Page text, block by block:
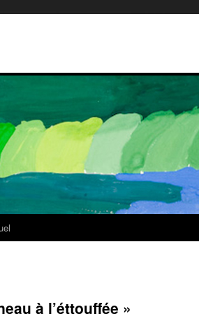
à l’éttouffée »